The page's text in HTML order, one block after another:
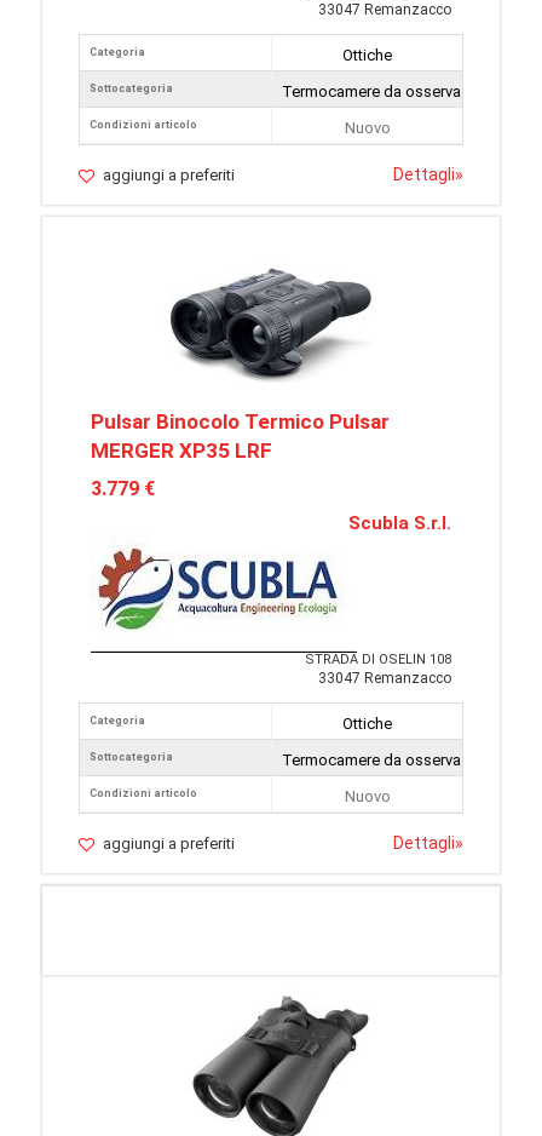
33047 Remanzacco
Categoria
Sottocategoria
Condizioni articolo
Ottiche
Termocamere da osservazione
Nuovo
aggiungi a preferiti Dettagli»
Pulsar Binocolo Termico Pulsar
MERGER XP35 LRF
3.779 €
Scubla S.r.l.
STRADA DI OSELIN 108
33047 Remanzacco
Categoria
Sottocategoria
Condizioni articolo
Ottiche
Termocamere da osservazione
Nuovo
aggiungi a preferiti Dettagli»